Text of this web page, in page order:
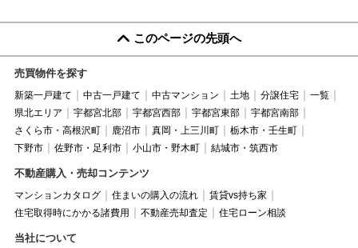
このページの先頭へ
売買物件を探す
新築一戸建て 中古一戸建て 中古マンション 土地 分譲住宅
一覧
県北エリア
宇都宮北部 宇都宮西部 宇都宮東部
宇都宮南部
さくら市・高根沢町
鹿沼市 真岡・上三川町
栃木市・壬生町
下野市
佐野市・足利市 小山市・野木町 結城市・筑西市
不動産購入・売却コンテンツ
マンションカタログ 住まいの購入の流れ
賃貸vs持ち家
住宅取得時にかかる諸費用
不動産売却査定 住宅ローン相談
当社について